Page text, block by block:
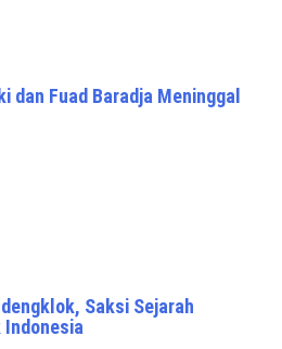
dan Fuad Baradja Meninggal
Saksi Sejarah
Indonesia